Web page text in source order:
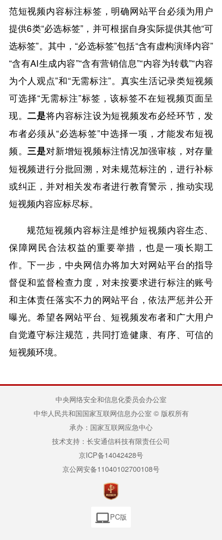
范短视频内容标注标签，明确网站平台必须为用户
提供6类“必选标签”，并可根据自身实际提供其他“可
选标签”。其中，“必选标签”包括“含有虚构演绎内容”
“含有AI生成内容”“含有营销信息”“内容为转载”“内容
为个人观点”和“无需标注”。真实生活记录类短视频
可选择“无需标注”标签，该标签不在短视频页面呈
现。二是将内容标注设为短视频发布必经环节，发
布者必须从“必选标签”中选择一项，才能发布短视
频。 三是对新增短视频标注情况加强审核，对存量
短视频进行分批回溯，对未规范标注的，进行补标
或纠正，并对相关发布者进行教育警示，推动实现
短视频内容应标尽标。
规范短视频内容标注是维护短视频内容生态、
保障网民合法权益的重要举措，也是一项长期工
作。下一步，中央网信办将加大对网站平台的指导
督促和监督检查力度，对未按要求进行标注的账号
和主体责任落实不力的网站平台，依法严惩并公开
曝光。希望各网站平台、短视频发布者和广大用户
自觉遵守标注规范，共同打造健康、有序、可信的
短视频环境。
中央网络安全和信息化委员会办公室
中华人民共和国国家互联网信息办公室 © 版权所有
承办：国家互联网应急中心
技术支持：长安通信科技有限责任公司
京ICP备14042428号
京公网安备11040102700108号
PC版